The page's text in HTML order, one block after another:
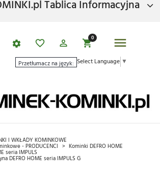
Tablica Informacyjna
0
Przetłumacz na język: Select Language ▼
I WKŁADY KOMINKOWE
- PRODUCENCI Kominki DEFRO HOME
seria IMPULS
DEFRO HOME seria IMPULS G